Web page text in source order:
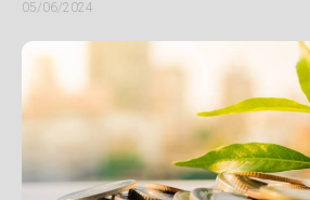
05/06/2024